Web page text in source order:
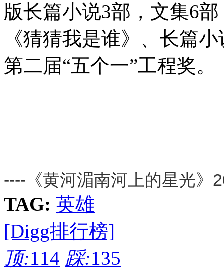
版长篇小说3部，文集6
《猜猜我是谁》、长篇
第二届“五个一”工程奖。
----《黄河湄南河上的星光
TAG: 英雄
[Digg排行榜]
顶:114 踩:135